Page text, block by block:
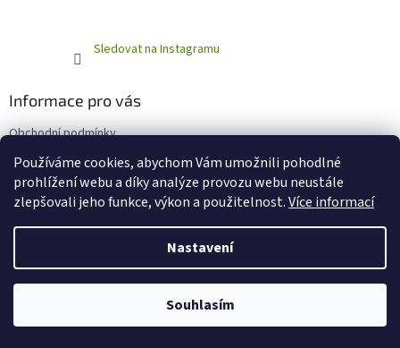
Používáme cookies, abychom Vám umožnili pohodlné
prohlížení webu a díky analýze provozu webu neustále
zlepšovali jeho funkce, výkon a použitelnost.Více informací
Nastavení
Souhlasím
Sledovat na Instagramu
Informace pro vás
Obchodní podmínky
Podmínky ochrany osobních údajů
Copyright 2026Horňácká farma - Eshop. Všechna práva
vyhrazena.